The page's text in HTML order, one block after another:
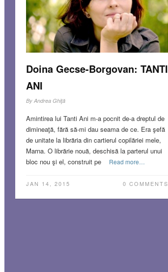
Mogul. Impresionant ! Îţi taie răsuflarea ! Între
cele trei orașe
Read more…
JAN 14, 2015 0 COMMENTS
Doina Gecse-Borgovan: TANTI
ANI
By Andrea Ghiţă
Amintirea lui Tanti Ani m-a pocnit de-a dreptul de
dimineaţă, fără să-mi dau seama de ce. Era şefă
de unitate la librăria din cartierul copilăriei mele,
Marna. O librărie nouă, deschisă la parterul unui
bloc nou şi el, construit pe
Read more…
JAN 14, 2015 0 COMMENTS